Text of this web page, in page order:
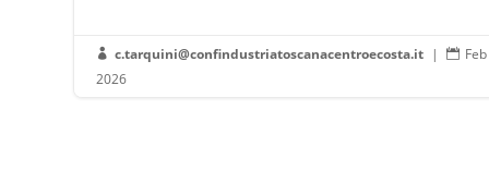
 c.tarquini@confindustriatoscanacentroecosta.it | 
2026